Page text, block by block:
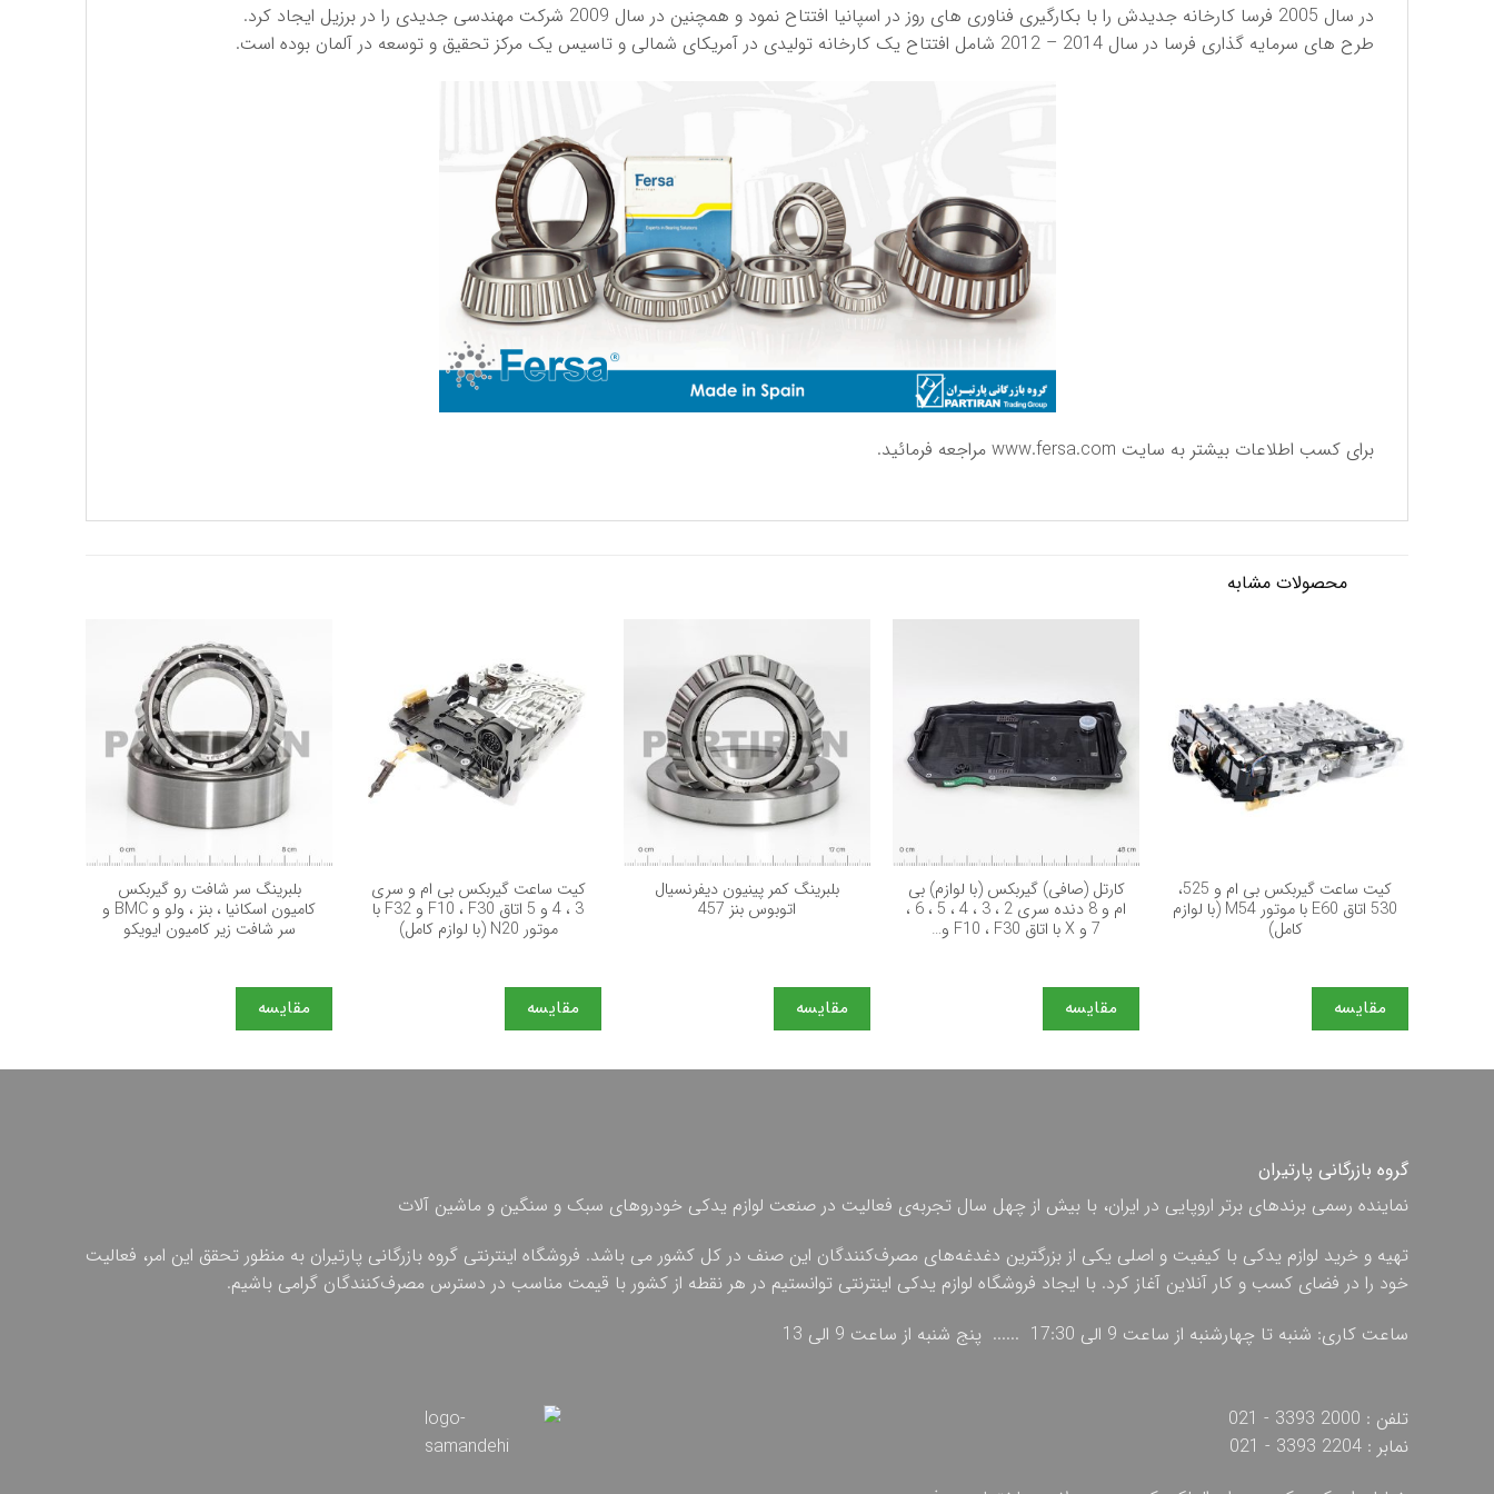
در سال 2005 فرسا کارخانه جدیدش را با بکارگیری فناوری های روز در اسپانیا افتتاح نمود و همچنین در سال 2009 شركت مهندسی جدیدی را در برزیل ایجاد کرد.
طرح های سرمایه گذاری فرسا در سال 2014 – 2012 شامل افتتاح یک کارخانه تولیدی در آمریکای شمالی و تاسیس یک مرکز تحقیق و توسعه در آلمان بوده است.
برای كسب اطلاعات بیشتر به سایت www.fersa.com مراجعه فرمائید.
محصولات مشابه
کیت ساعت گیربکس بی ام و 525،
530 اتاق E60 با موتور M54 (با لوازم
کامل)
مقایسه
كارتل (صافی) گیربكس (با لوازم) بی
ام و 8 دنده سری 2 ، 3 ، 4 ، 5 ، 6 ،
7 و X با اتاق F10 ، F30 و…
مقایسه
+
بلبرینگ کمر پینیون دیفرنسیال
اتوبوس بنز 457
مقایسه
کیت ساعت گیربکس بی ام و سری
3 ، 4 و 5 اتاق F10 ، F30 و F32 با
موتور N20 (با لوازم کامل)
مقایسه
بلبرینگ سر شافت رو گیربکس
کامیون اسکانیا ، بنز ، ولو و BMC و
سر شافت زیر کامیون ایویکو
مقایسه
گروه بازرگانی پارتیران
نماینده رسمی برندهای برتر اروپایی در ایران، با بیش از چهل سال تجربه‌ی فعالیت در صنعت لوازم یدکی خودروهای سبک و سنگین و ماشین آلات
تهیه و خرید لوازم یدکی با کیفیت و اصلی یکی از بزرگترین دغدغه‌های مصرف‌کنندگان این صنف در کل کشور می باشد. فروشگاه اینترنتی گروه بازرگانی پارتیران به منظور تحقق این امر، فعالیت
خود را در فضای کسب و کار آنلاین آغاز کرد. با ایجاد فروشگاه لوازم یدکی اینترنتی توانستیم در هر نقطه از کشور با قیمت مناسب در دسترس مصرف‌کنندگان گرامی باشیم.
ساعت کاری: شنبه تا چهارشنبه از ساعت 9 الی 17:30 ...... پنج شنبه از ساعت 9 الی 13
تلفن : 2000 3393 - 021
نمابر : 2204 3393 - 021